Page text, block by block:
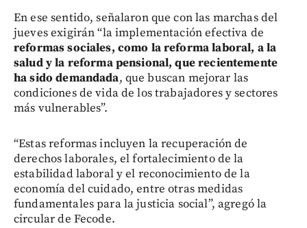
En ese sentido, señalaron que con las marchas del
jueves exigirán “la implementación efectiva de
reformas sociales, como la reforma laboral, a la
salud y la reforma pensional, que recientemente
ha sido demandada, que buscan mejorar las
condiciones de vida de los trabajadores y sectores
más vulnerables”.
“Estas reformas incluyen la recuperación de
derechos laborales, el fortalecimiento de la
estabilidad laboral y el reconocimiento de la
economía del cuidado, entre otras medidas
fundamentales para la justicia social”, agregó la
circular de Fecode.